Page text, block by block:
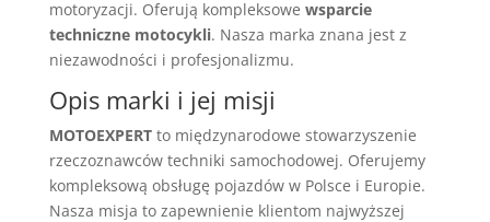
motoryzacji. Oferują kompleksowe wsparcie
techniczne motocykli. Nasza marka znana jest z
niezawodności i profesjonalizmu.
Opis marki i jej misji
MOTOEXPERTto międzynarodowe stowarzyszenie
rzeczoznawców techniki samochodowej. Oferujemy
kompleksową obsługę pojazdów w Polsce i Europie.
Nasza misja to zapewnienie klientom najwyższej